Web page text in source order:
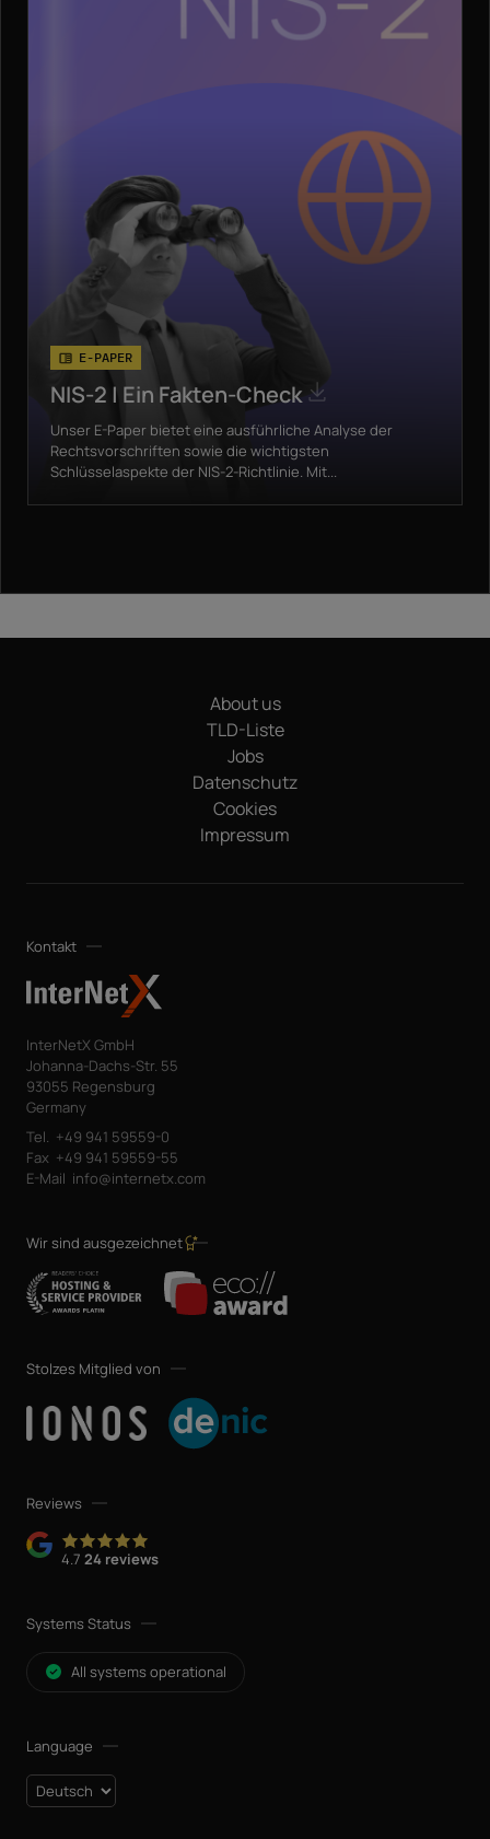
E-PAPER
NIS-2 | Ein Fakten-Check
Unser E-Paper bietet eine ausführliche Analyse der
Rechtsvorschriften sowie die wichtigsten
Schlüsselaspekte der NIS-2-Richtlinie. Mit...
About us
TLD-Liste
Jobs
Datenschutz
Cookies
Impressum
Kontakt
InterNetX GmbH
Johanna-Dachs-Str. 55
93055 Regensburg
Germany
Tel. +49 941 59559-0
Fax +49 941 59559-55
E-Mail info@internetx.com
Wir sind ausgezeichnet
Stolzes Mitglied von
Reviews
4.7 24 reviews
Systems Status
All systems operational
Language